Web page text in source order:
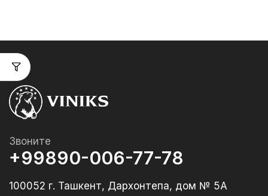
Звоните
+99890-006-77-78
100052 г. Ташкент, Дархонтепа, дом № 5А